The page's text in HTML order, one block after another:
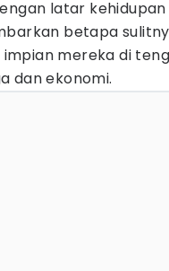
latar
betapa
mereka di
dan ekonomi.